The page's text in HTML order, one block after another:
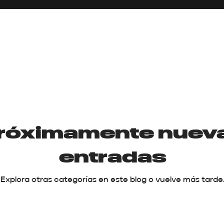
entradas
Explora otras categorías en este blog o vuelve más tarde.